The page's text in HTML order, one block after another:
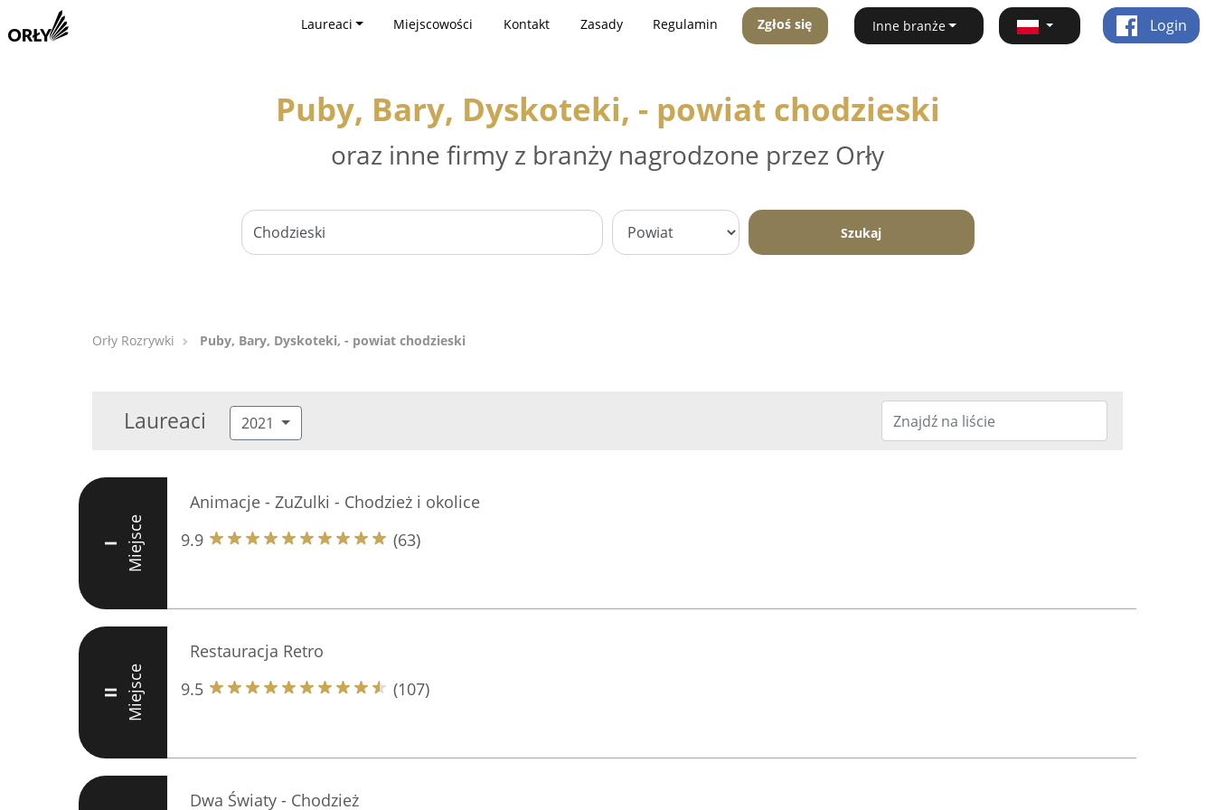
Laureaci Miejscowości Kontakt Zasady Regulamin Zgłoś się Inne branże Login
Puby, Bary, Dyskoteki, - powiat chodzieski
oraz inne firmy z branży nagrodzone przez Orły
Szukaj
Orły Rozrywki Puby, Bary, Dyskoteki, - powiat chodzieski
Laureaci 2021
I Miejsce
Animacje - ZuZulki - Chodzież i okolice
9.9
(63)
II Miejsce
Restauracja Retro
9.5
(107)
Dwa Światy - Chodzież